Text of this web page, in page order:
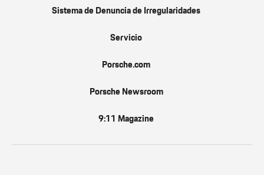
Sistema de Denuncia de Irregularidades
Servicio
Porsche.com
Porsche Newsroom
9:11 Magazine